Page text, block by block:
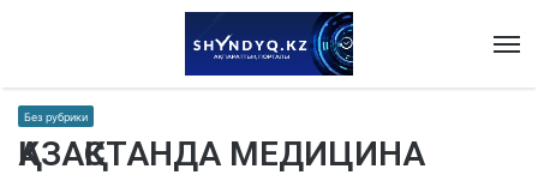
Без рубрики
ҚАЗАҚСТАНДА МЕДИЦИНА